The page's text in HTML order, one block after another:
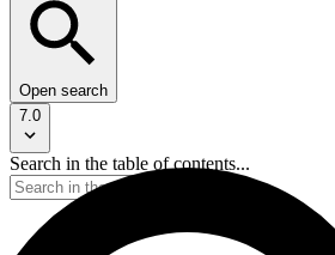
Open search
7.0
Search in the table of contents...